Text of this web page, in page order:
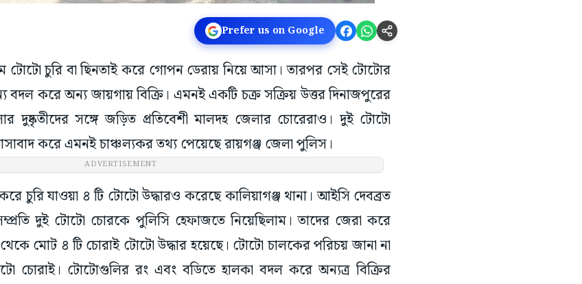
Prefer us on Google
টোটো চুরি বা ছিনতাই করে গোপন ডেরায় নিয়ে আসা। তারপর সেই টোটোর
বদল করে অন্য জায়গায় বিক্রি। এমনই একটি চক্র সক্রিয় উত্তর দিনাজপুরের
দুষ্কৃতীদের সঙ্গে জড়িত প্রতিবেশী মালদহ জেলার চোরেরাও। দুই টোটো
করে এমনই চাঞ্চল্যকর তথ্য পেয়েছে রায়গঞ্জ জেলা পুলিস।
ADVERTISEMENT
চুরি যাওয়া ৪ টি টোটো উদ্ধারও করেছে কালিয়াগঞ্জ থানা। আইসি দেবব্রত
দুই টোটো চোরকে পুলিসি হেফাজতে নিয়েছিলাম। তাদের জেরা করে
মোট ৪ টি চোরাই টোটো উদ্ধার হয়েছে। টোটো চালকের পরিচয় জানা না
চোরাই। টোটোগুলির রং এবং বডিতে হালকা বদল করে অন্যত্র বিক্রির